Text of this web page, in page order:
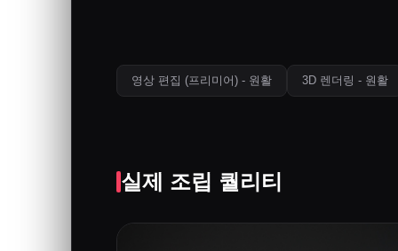
영상 편집 (프리미어) - 원활 3D 렌더링 - 원활
실제 조립 퀄리티